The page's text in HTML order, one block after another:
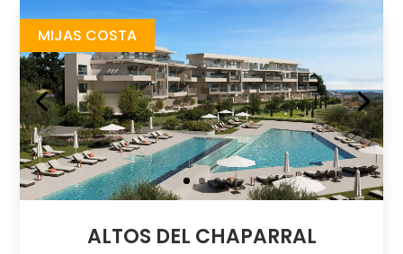
MIJAS COSTA
ALTOS DEL CHAPARRAL